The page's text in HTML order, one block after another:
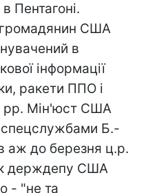
Пентагоні.
громадянин США
в
інформації
ракети ППО і
рр. Мін'юст США
спецслужбами Б.-
до березня ц.р.
держдепу США
- "не та